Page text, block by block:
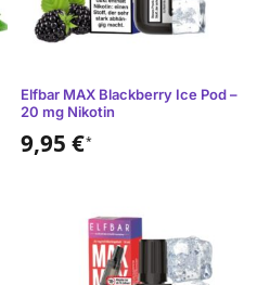
Elfbar MAX Blackberry Ice Pod –
20 mg Nikotin
9,95 €*